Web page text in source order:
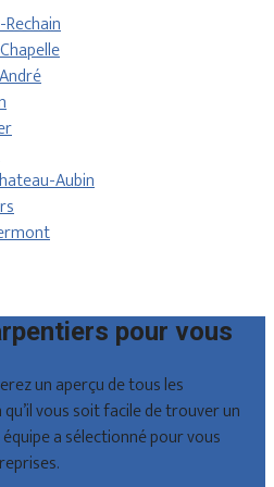
Aubin
pour vous
un aperçu de tous les
vous soit facile de trouver un
a sélectionné pour vous